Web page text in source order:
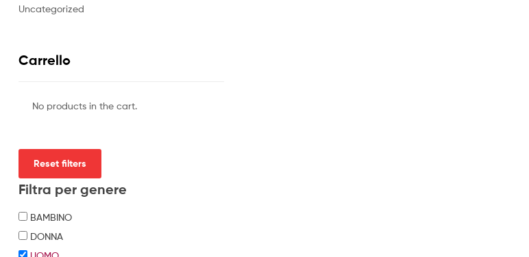
Uncategorized
Carrello
No products in the cart.
Reset filters
Filtra per genere
BAMBINO
DONNA